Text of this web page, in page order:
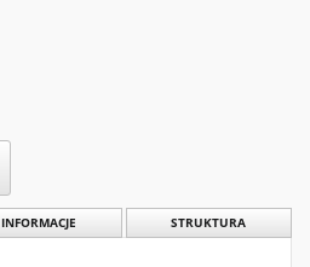
INFORMACJE STRUKTURA